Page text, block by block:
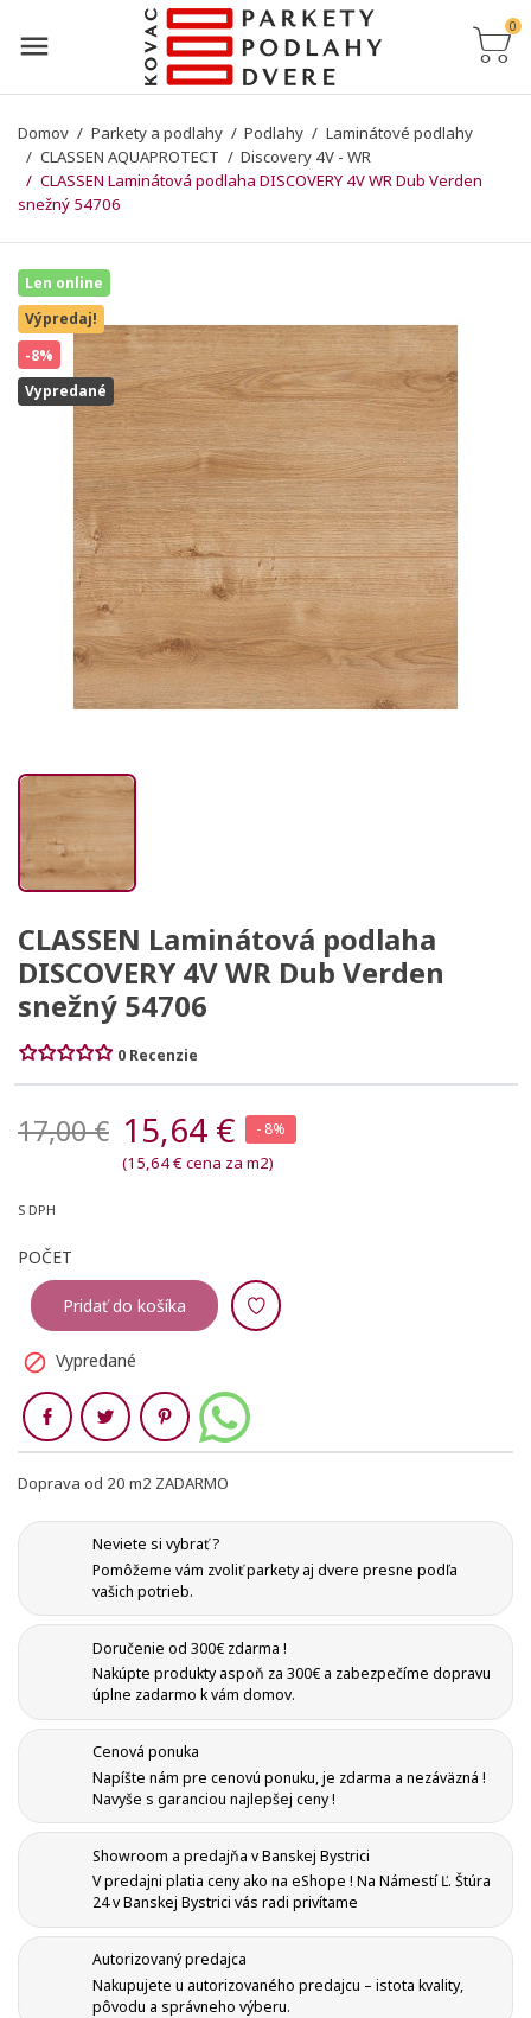
0
Domov Parkety a podlahy Podlahy
Laminátové podlahy
CLASSEN AQUAPROTECT
Discovery 4V - WR
CLASSEN Laminátová podlaha DISCOVERY 4V WR Dub Verden
snežný 54706
Len online
Výpredaj!
-8%
Vypredané
CLASSEN Laminátová podlaha
DISCOVERY 4V WR Dub Verden
snežný 54706
0 Recenzie
17,00 € 15,64 € - 8%
(15,64 € cena za m2)
S DPH
POČET
Pridať do košíka
 Vypredané
Zdieľaj
Doprava od 20 m2 ZADARMO
Neviete si vybrať ?
Pomôžeme vám zvoliť parkety aj dvere presne podľa
vašich potrieb.
Doručenie od 300€ zdarma !
Nakúpte produkty aspoň za 300€ a zabezpečíme dopravu
úplne zadarmo k vám domov.
Cenová ponuka
Napíšte nám pre cenovú ponuku, je zdarma a nezáväzná !
Navyše s garanciou najlepšej ceny !
Showroom a predajňa v Banskej Bystrici
V predajni platia ceny ako na eShope ! Na Námestí Ľ. Štúra
24 v Banskej Bystrici vás radi privítame
Autorizovaný predajca
Nakupujete u autorizovaného predajcu – istota kvality,
pôvodu a správneho výberu.